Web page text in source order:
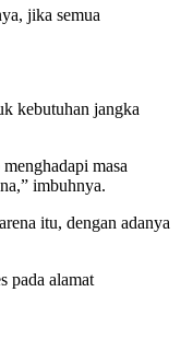
jika semua
kebutuhan jangka
masa
imbuhnya.
itu, dengan adanya
pada alamat